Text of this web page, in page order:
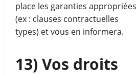
place les garanties appropriées
(ex : clauses contractuelles
types) et vous en informera.
13) Vos droits